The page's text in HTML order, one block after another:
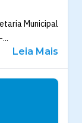
Municipal
Leia Mais